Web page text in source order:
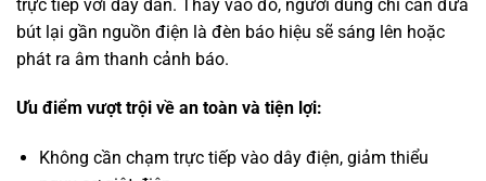
trực tiếp với dây dẫn. Thay vào đó, người dùng chỉ cần đưa
bút lại gần nguồn điện là đèn báo hiệu sẽ sáng lên hoặc
phát ra âm thanh cảnh báo.
Ưu điểm vượt trội về an toàn và tiện lợi:
Không cần chạm trực tiếp vào dây điện, giảm thiểu